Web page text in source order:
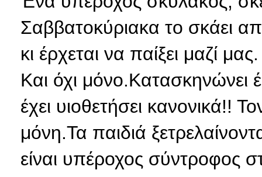
Σαββατοκύριακα το σκάει
κι έρχεται να παίξει μαζί μας.
Και όχι μόνο.Κατασκηνώνει
έχει υιοθετήσει κανονικά!!
μόνη.Τα παιδιά
είναι υπέροχος σύντροφος